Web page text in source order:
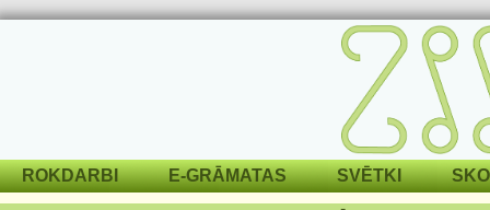
ROKDARBI E-GRĀMATAS SVĒTKI